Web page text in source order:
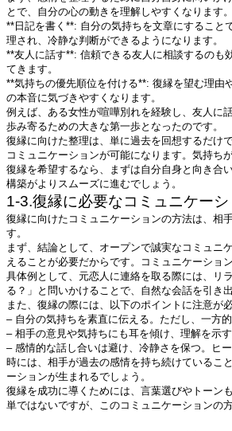
とで、自分の心の動きを理解しやすくなります
**日記を書く**: 自分の気持ちを文章にすること
理され、冷静な判断ができるようになります。
**友人に話す**: 信頼できる友人に相談するのも
てきます。
**気持ちの優先順位を付ける**: 復縁を望む理由
の本音に気づきやすくなります。
例えば、ある女性が喧嘩別れを経験し、友人に
歩み寄るための大きな第一歩となったのです。
復縁に向けた整理は、単に過去を回想するだけ
コミュニケーションが可能になります。気持ち
復縁を希望するなら、まずは自分自身と向き合
構築がよりスムーズに進むでしょう。
1-3.復縁に必要なコミュニケー
復縁に向けたコミュニケーションの方法は、相
す。
まず、結論として、オープンで誠実なコミュニ
えることが必要だからです。コミュニケーショ
具体例として、元恋人に連絡を取る際には、リ
る？」と問いかけることで、自然な会話を引き
また、復縁の際には、以下のポイントに注意が必
– 自分の気持ちを素直に伝える。ただし、一方
– 相手の意見や気持ちにも耳を傾け、理解を示
– 感情的な話し合いは避け、冷静さを保つ。ヒ
時には、相手が過去の感情を持ち続けているこ
ーションが生まれるでしょう。
復縁を成功に導くためには、言葉選びやトーン
単ではないですが、このコミュニケーションの